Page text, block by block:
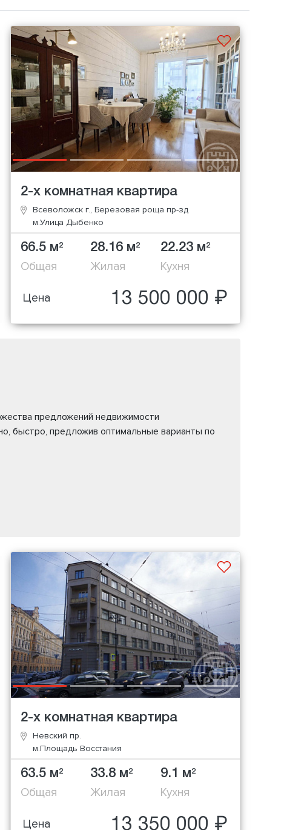
2-х комнатная квартира
Всеволожск г., Березовая роща пр-зд
м.Улица Дыбенко
66.5 м2
Общая
28.16 м2
Жилая
22.23 м2
Кухня
Цена 13 500 000 ₽
предложений недвижимости
быстро, предложив оптимальные варианты по
2-х комнатная квартира
Невский пр.
м.Площадь Восстания
63.5 м2
Общая
33.8 м2
Жилая
9.1 м2
Кухня
Цена 13 350 000 ₽